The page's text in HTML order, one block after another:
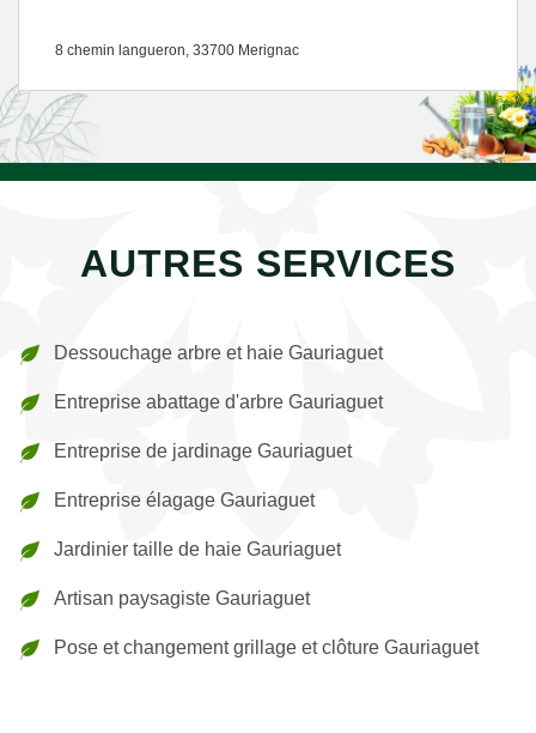
8 chemin langueron, 33700 Merignac
AUTRES SERVICES
Dessouchage arbre et haie Gauriaguet
Entreprise abattage d'arbre Gauriaguet
Entreprise de jardinage Gauriaguet
Entreprise élagage Gauriaguet
Jardinier taille de haie Gauriaguet
Artisan paysagiste Gauriaguet
Pose et changement grillage et clôture Gauriaguet